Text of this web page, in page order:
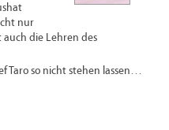
nur
die Lehren des
Taro so nicht stehen lassen…